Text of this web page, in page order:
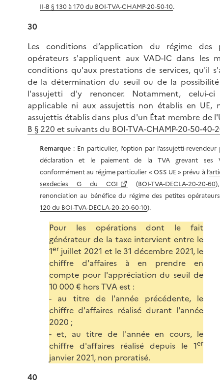
II-B § 130 à 170 du BOI-TVA-CHAMP-20-50-10.
30
Les conditions d’application du régime des
opérateurs s'appliquent aux VAD-IC dans les
conditions qu'aux prestations de services, qu'il
de la détermination du seuil ou de la
l'assujetti d'y renoncer. Notamment, celui-ci
applicable ni aux assujettis non établis en UE,
assujettis établis dans plus d'un État membre de
B § 220 et suivants du BOI-TVA-CHAMP-20-50-40-
Remarque: En particulier, l’option par l’assujetti-revendeur
déclaration et le paiement de la TVA grevant ses
conformément au régime particulier « OSS UE » prévu à l’
sexdecies G du CGI
(BOI-TVA-DECLA-20-20-60
renonciation au bénéfice du régime des petites
120 du BOI-TVA-DECLA-20-20-60-10).
Pour les opérations dont le fait
générateur de la taxe intervient entre le
1erjuillet 2021 et le 31 décembre 2021, le
chiffre d'affaires à en prendre en
compte pour l'appréciation du seuil de
10 000 € hors TVAest :
- au titre de l'année précédente, le
chiffre d'affaires réalisé durant l'année
2020 ;
- et, au titre de l'année en cours, le
chiffre d'affaires réalisé depuis le 1er
janvier 2021, non proratisé.
40